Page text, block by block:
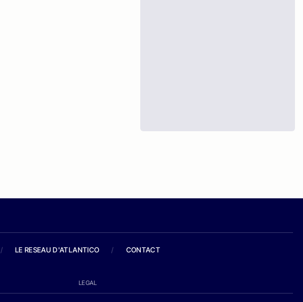
/ LE RESEAU D'ATLANTICO / CONTACT
LEGAL